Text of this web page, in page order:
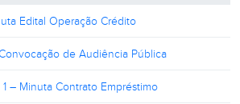
Edital Operação Crédito
de Audiência Pública
– Minuta Contrato Empréstimo